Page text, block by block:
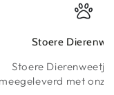
Stoere
Stoere
meegeleverd met